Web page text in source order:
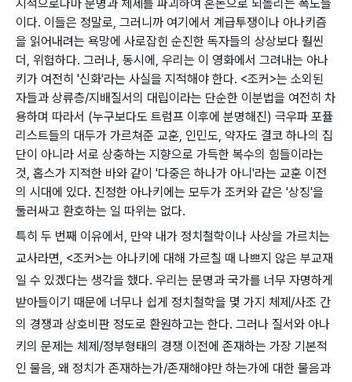
지적으로나마 문명과 체제를 파괴하여 혼돈으로 되돌리는 폭도들
이다. 이들은 정말로, 그러니까 여기에서 계급투쟁이나 아나키즘
을 읽어내려는 욕망에 사로잡힌 순진한 독자들의 상상보다 훨씬
더, 위험하다. 그러나, 동시에, 우리는 이 영화에서 그려내는 아나
키가 여전히 '신화'라는 사실을 지적해야 한다. <조커>는 소외된
자들과 상류층/지배질서의 대립이라는 단순한 이분법을 여전히 차
용하며 따라서 (누구보다도 트럼프 이후에 분명해진) 극우파 포퓰
리스트들의 대두가 가르쳐준 교훈, 인민도, 약자도 결코 하나의 집
단이 아니라 서로 상충하는 지향으로 가득한 복수의 힘들이라는
것, 홉스가 지적한 바와 같이 '다중은 하나가 아니'라는 교훈 이전
의 시대에 있다. 진정한 아나키에는 모두가 조커와 같은 '상징'을
둘러싸고 환호하는 일 따위는 없다.
특히 두 번째 이유에서, 만약 내가 정치철학이나 사상을 가르치는
교사라면, <조커>는 아나키에 대해 가르칠 때 나쁘지 않은 부교재
일 수 있겠다는 생각을 했다. 우리는 문명과 국가를 너무 자명하게
받아들이기 때문에 너무나 쉽게 정치철학을 몇 가지 체제/사조 간
의 경쟁과 상호비판 정도로 환원하고는 한다. 그러나 질서와 아나
키의 문제는 체제/정부형태의 경쟁 이전에 존재하는 가장 기본적
인 물음, 왜 정치가 존재하는가/존재해야만 하는가에 대한 물음과